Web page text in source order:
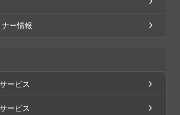
ー情報
ービス
ービス